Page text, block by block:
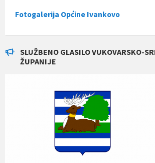
Fotogalerija Općine Ivankovo
SLUŽBENO GLASILO VUKOVARSKO-
ŽUPANIJE